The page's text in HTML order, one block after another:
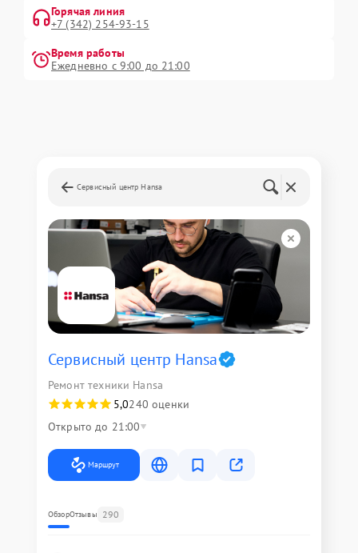
Горячая линия
+7 (342) 254-93-15
Время работы
Ежедневно с 9:00 до 21:00
Сервисный центр Hansa
Сервисный центр Hansa
Ремонт техники Hansa
5,0240 оценки
Открыто до 21:00
Маршрут
ОбзорОтзывы 290